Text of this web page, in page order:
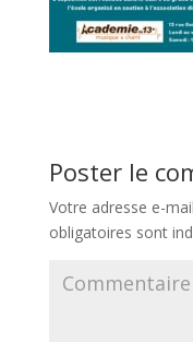
Poster le
Votre adresse e-
obligatoires sont